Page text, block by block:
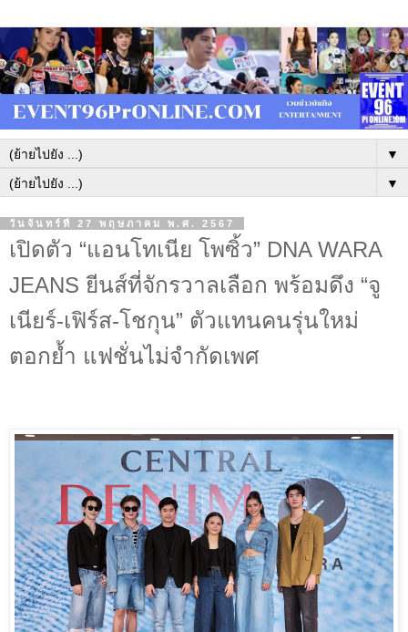
▼
▼
วันจันทร์ที่ 27 พฤษภาคม พ.ศ. 2567
เปิดตัว “แอนโทเนีย โพซิ้ว” DNA WARA
JEANS ยีนส์ที่จักรวาลเลือก พร้อมดึง “จู
เนียร์-เฟิร์ส-โชกุน” ตัวแทนคนรุ่นใหม่
ตอกย้ำ แฟชั่นไม่จำกัดเพศ